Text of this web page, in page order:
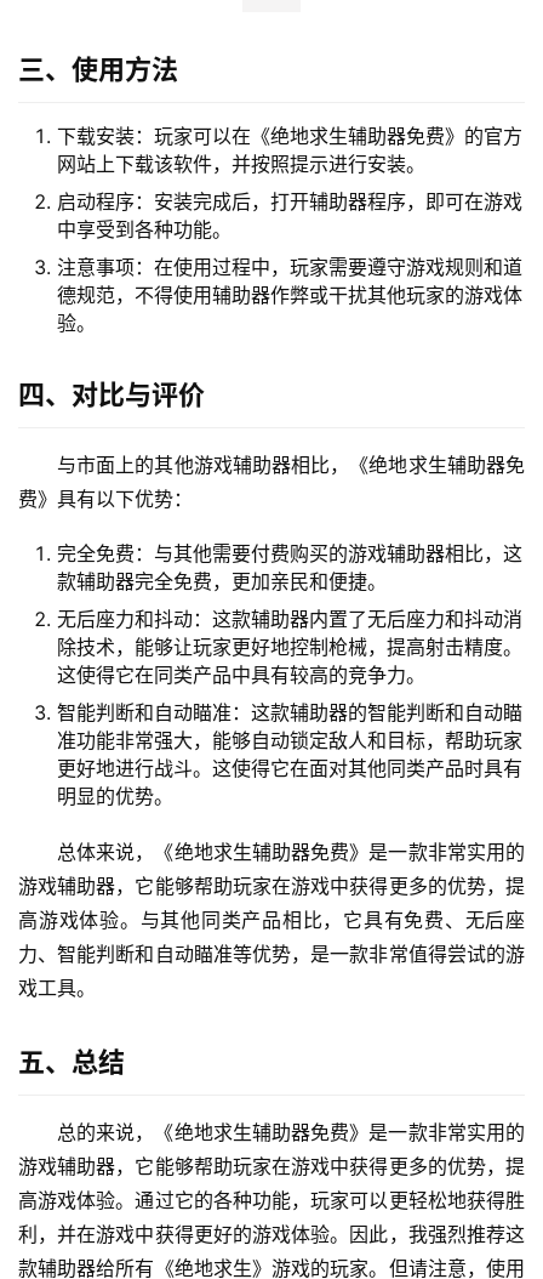
三、使用方法
下载安装：玩家可以在《绝地求生辅助器免费》的官方
网站上下载该软件，并按照提示进行安装。
启动程序：安装完成后，打开辅助器程序，即可在游戏
中享受到各种功能。
注意事项：在使用过程中，玩家需要遵守游戏规则和道
德规范，不得使用辅助器作弊或干扰其他玩家的游戏体
验。
四、对比与评价
与市面上的其他游戏辅助器相比，《绝地求生辅助器免
费》具有以下优势：
完全免费：与其他需要付费购买的游戏辅助器相比，这
款辅助器完全免费，更加亲民和便捷。
无后座力和抖动：这款辅助器内置了无后座力和抖动消
除技术，能够让玩家更好地控制枪械，提高射击精度。
这使得它在同类产品中具有较高的竞争力。
智能判断和自动瞄准：这款辅助器的智能判断和自动瞄
准功能非常强大，能够自动锁定敌人和目标，帮助玩家
更好地进行战斗。这使得它在面对其他同类产品时具有
明显的优势。
总体来说，《绝地求生辅助器免费》是一款非常实用的
游戏辅助器，它能够帮助玩家在游戏中获得更多的优势，提
高游戏体验。与其他同类产品相比，它具有免费、无后座
力、智能判断和自动瞄准等优势，是一款非常值得尝试的游
戏工具。
五、总结
总的来说，《绝地求生辅助器免费》是一款非常实用的
游戏辅助器，它能够帮助玩家在游戏中获得更多的优势，提
高游戏体验。通过它的各种功能，玩家可以更轻松地获得胜
利，并在游戏中获得更好的游戏体验。因此，我强烈推荐这
款辅助器给所有《绝地求生》游戏的玩家。但请注意，使用